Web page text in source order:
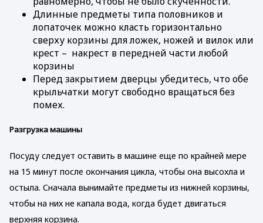
Длинные предметы типа половников и
лопаточек можно класть горизонтально
сверху корзины для ложек, ножей и вилок или
крест – накрест в передней части любой
корзины
Перед закрытием дверцы убедитесь, что обе
крыльчатки могут свободно вращаться без
помех.
Разгрузка машины
Посуду следует оставить в машине еще по крайней мере
на 15 минут после окончания цикла, чтобы она высохла и
остыла. Сначала вынимайте предметы из нижней корзины,
чтобы на них не капала вода, когда будет двигаться
верхняя корзина.